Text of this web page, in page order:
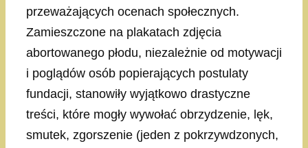
przeważających ocenach społecznych.
Zamieszczone na plakatach zdjęcia
abortowanego płodu, niezależnie od motywacji
i poglądów osób popierających postulaty
fundacji, stanowiły wyjątkowo drastyczne
treści, które mogły wywołać obrzydzenie, lęk,
smutek, zgorszenie (jeden z pokrzywdzonych,